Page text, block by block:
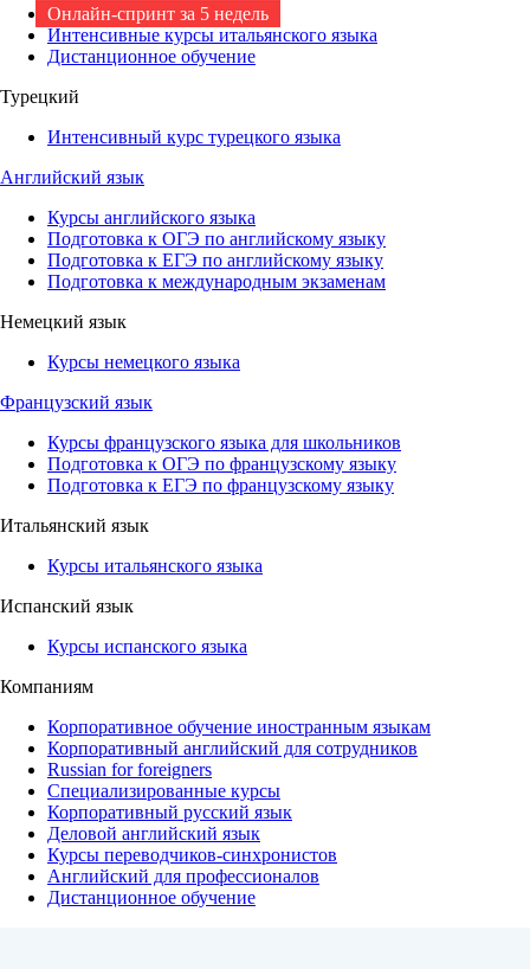
Онлайн-спринт за 5 недель
Интенсивные курсы итальянского языка
Дистанционное обучение
Турецкий
Интенсивный курс турецкого языка
Английский язык
Курсы английского языка
Подготовка к ОГЭ по английскому языку
Подготовка к ЕГЭ по английскому языку
Подготовка к международным экзаменам
Немецкий язык
Курсы немецкого языка
Французский язык
Курсы французского языка для школьников
Подготовка к ОГЭ по французскому языку
Подготовка к ЕГЭ по французскому языку
Итальянский язык
Курсы итальянского языка
Испанский язык
Курсы испанского языка
Компаниям
Корпоративное обучение иностранным языкам
Корпоративный английский для сотрудников
Russian for foreigners
Специализированные курсы
Корпоративный русский язык
Деловой английский язык
Курсы переводчиков-синхронистов
Английский для профессионалов
Дистанционное обучение